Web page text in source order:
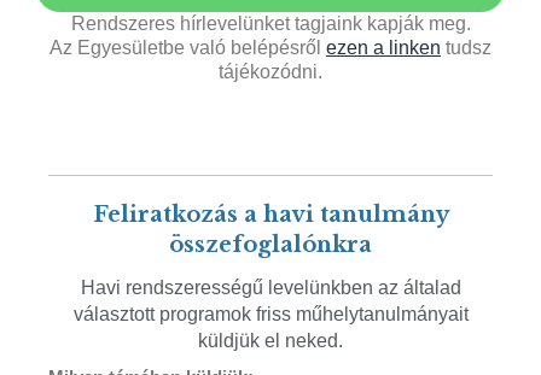
Rendszeres hírlevelünket tagjaink kapják meg.
Az Egyesületbe való belépésről ezen a linken tudsz
tájékozódni.
Feliratkozás a havi tanulmány
összefoglalónkra
Havi rendszerességű levelünkben az általad
választott programok friss műhelytanulmányait
küldjük el neked.